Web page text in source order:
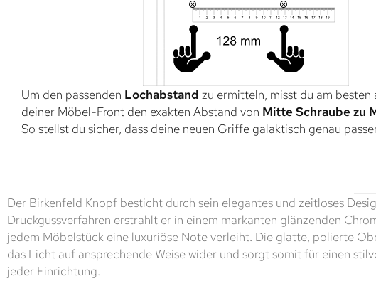
Um den passenden Lochabstand zu ermitteln, misst du am besten
deiner Möbel-Front den exakten Abstand von Mitte Schraube zu
So stellst du sicher, dass deine neuen Griffe galaktisch genau
Der Birkenfeld Knopf besticht durch sein elegantes und zeitloses
Druckgussverfahren erstrahlt er in einem markanten glänzenden
jedem Möbelstück eine luxuriöse Note verleiht. Die glatte, polierte
das Licht auf ansprechende Weise wider und sorgt somit für einen
jeder Einrichtung.